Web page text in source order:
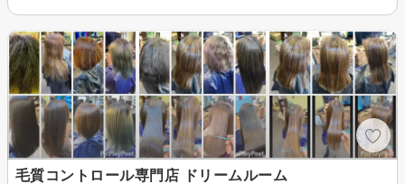
毛質コントロール専門店 ドリームルーム